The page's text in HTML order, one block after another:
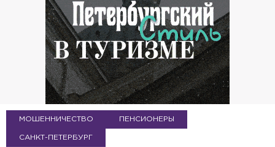
МОШЕННИЧЕСТВО ПЕНСИОНЕРЫ
САНКТ-ПЕТЕРБУРГ